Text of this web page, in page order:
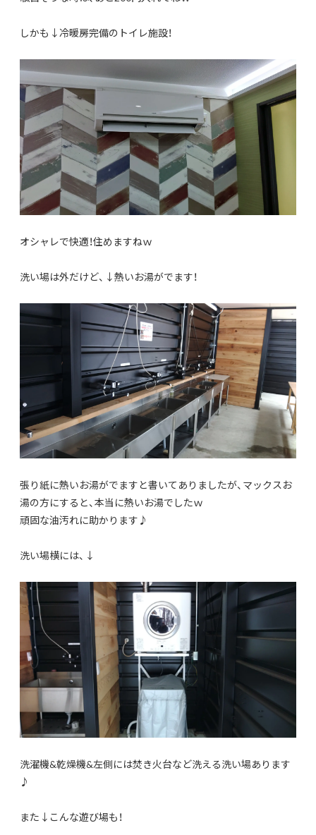
しかも↓冷暖房完備のトイレ施設！
オシャレで快適！住めますねｗ
洗い場は外だけど、↓熱いお湯がでます！
張り紙に熱いお湯がでますと書いてありましたが、マックスお
湯の方にすると、本当に熱いお湯でしたｗ
頑固な油汚れに助かります♪
洗い場横には、↓
洗濯機&乾燥機&左側には焚き火台など洗える洗い場あります
♪
また↓こんな遊び場も！